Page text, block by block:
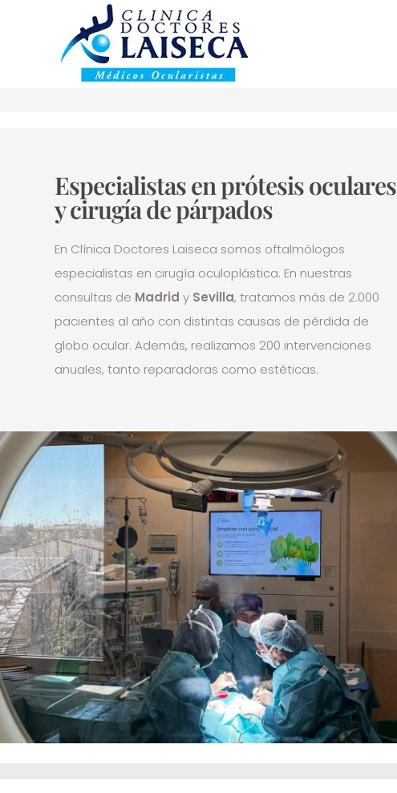
Especialistas en prótesis oculares
y cirugía de párpados
En Clínica Doctores Laiseca somos oftalmólogos
especialistas en cirugía oculoplástica. En nuestras
consultas de Madrid y Sevilla,tratamos más de 2.000
pacientes al año con distintas causas de pérdida de
globo ocular. Además, realizamos 200 intervenciones
anuales, tanto reparadoras como estéticas.